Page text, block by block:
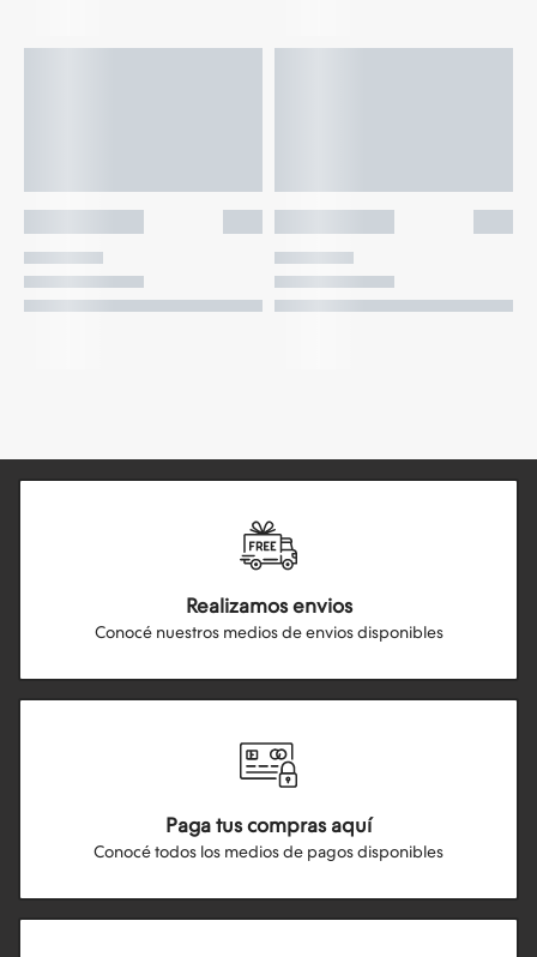
Realizamos envios
Conocé nuestros medios de envios disponibles
Paga tus compras aquí
Conocé todos los medios de pagos disponibles